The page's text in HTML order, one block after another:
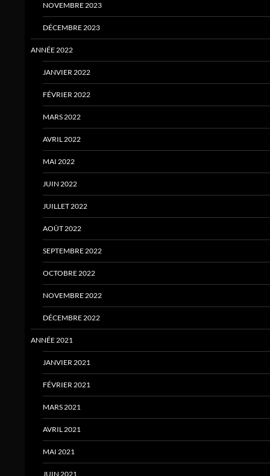
NOVEMBRE 2023
DÉCEMBRE 2023
ANNÉE 2022
JANVIER 2022
FÉVRIER 2022
MARS 2022
AVRIL 2022
MAI 2022
JUIN 2022
JUILLET 2022
AOÛT 2022
SEPTEMBRE 2022
OCTOBRE 2022
NOVEMBRE 2022
DÉCEMBRE 2022
ANNÉE 2021
JANVIER 2021
FÉVRIER 2021
MARS 2021
AVRIL 2021
MAI 2021
JUIN 2021